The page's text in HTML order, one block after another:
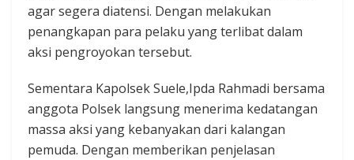
agar segera diatensi. Dengan melakukan
penangkapan para pelaku yang terlibat dalam
aksi pengroyokan tersebut.‎
Sementara Kapolsek Suele,Ipda Rahmadi bersama
anggota Polsek langsung menerima kedatangan
massa aksi yang kebanyakan dari kalangan
pemuda. Dengan memberikan penjelasan